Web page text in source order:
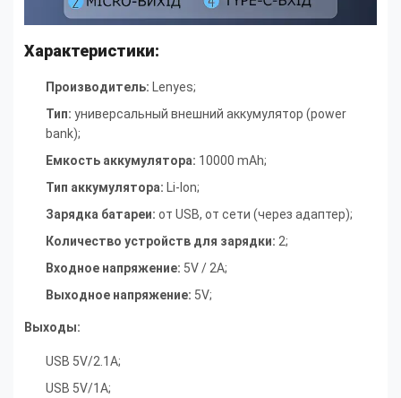
Характеристики:
Производитель: Lenyes;
Тип: универсальный внешний аккумулятор (power
bank);
Емкость аккумулятора: 10000 mAh;
Тип аккумулятора: Li-Ion;
Зарядка батареи: от USB, от сети (через адаптер);
Количество устройств для зарядки: 2;
Входное напряжение: 5V / 2A;
Выходное напряжение: 5V;
Выходы:
USB 5V/2.1A;
USB 5V/1A;